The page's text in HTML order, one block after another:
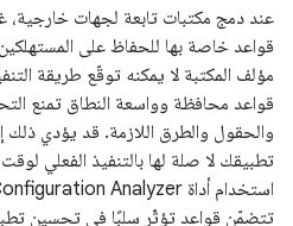
عند دمج مكتبات تابعة لجهات خارجية،
مؤلف المكتبة لا يمكنه توقّع طريقة
قواعد محافظة وواسعة النطاق تمنع
تطبيقك لا صلة لها بالتنفيذ الفعلي
تتضمّن قواعد تؤثّر سلبًا في تحسين